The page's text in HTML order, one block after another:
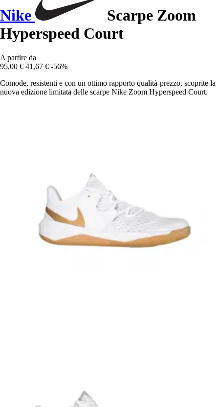
Nike
Scarpe Zoom
Hyperspeed Court
A partire da
95,00 € 41,67 € -56%
Comode, resistenti e con un ottimo rapporto qualità-prezzo, scoprite la
nuova edizione limitata delle scarpe Nike Zoom Hyperspeed Court.